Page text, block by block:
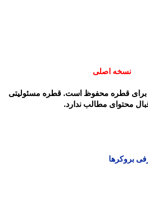
نسخه اصلی
قطره محفوظ است. قطره مسئولیتی
محتوای مطالب ندارد.